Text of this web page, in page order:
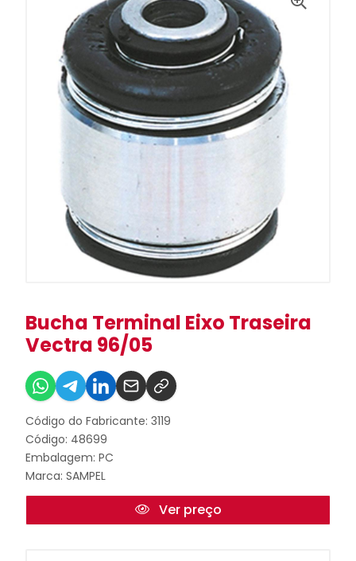
Bucha Terminal Eixo Traseira
Vectra 96/05
Código do Fabricante: 3119
Código: 48699
Embalagem: PC
Marca: SAMPEL
Ver preço